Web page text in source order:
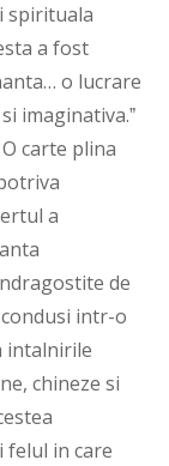
spirituala
a fost
o lucrare
imaginativa.ˮ
carte plina
a
de
intr-o
intalnirile
chineze si
felul in care